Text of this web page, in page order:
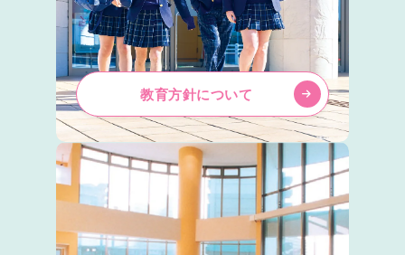
教育方針について